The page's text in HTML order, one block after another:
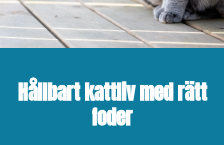
Hållbart kattliv med rätt
foder